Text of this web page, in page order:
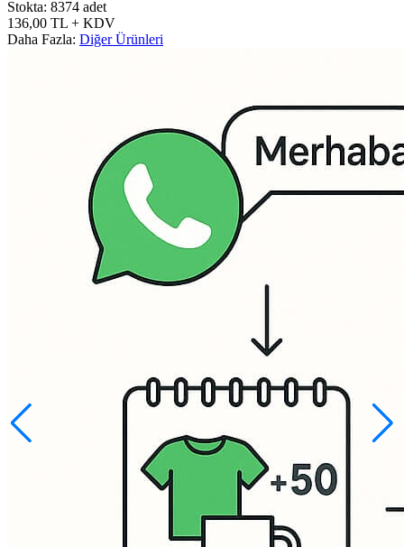
Stokta: 8374 adet
136,00 TL + KDV
Daha Fazla: Diğer Ürünleri